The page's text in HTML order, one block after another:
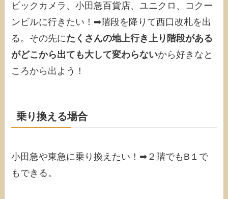
ビックカメラ、小田急百貨店、ユニクロ、コクー
ンビルに行きたい！➡︎階段を降りて西口改札を出
る。その先にたくさんの地上行き上り階段がある
がどこから出ても大して変わらないから好きなと
ころから出よう！
乗り換える場合
小田急や東急に乗り換えたい！➡︎２階でもB１で
もできる。